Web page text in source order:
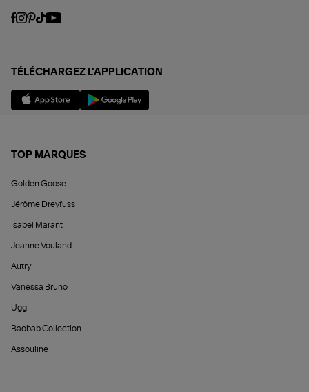
TÉLÉCHARGEZ L'APPLICATION
TOP MARQUES
Golden Goose
Jérôme Dreyfuss
Isabel Marant
Jeanne Vouland
Autry
Vanessa Bruno
Ugg
Baobab Collection
Assouline